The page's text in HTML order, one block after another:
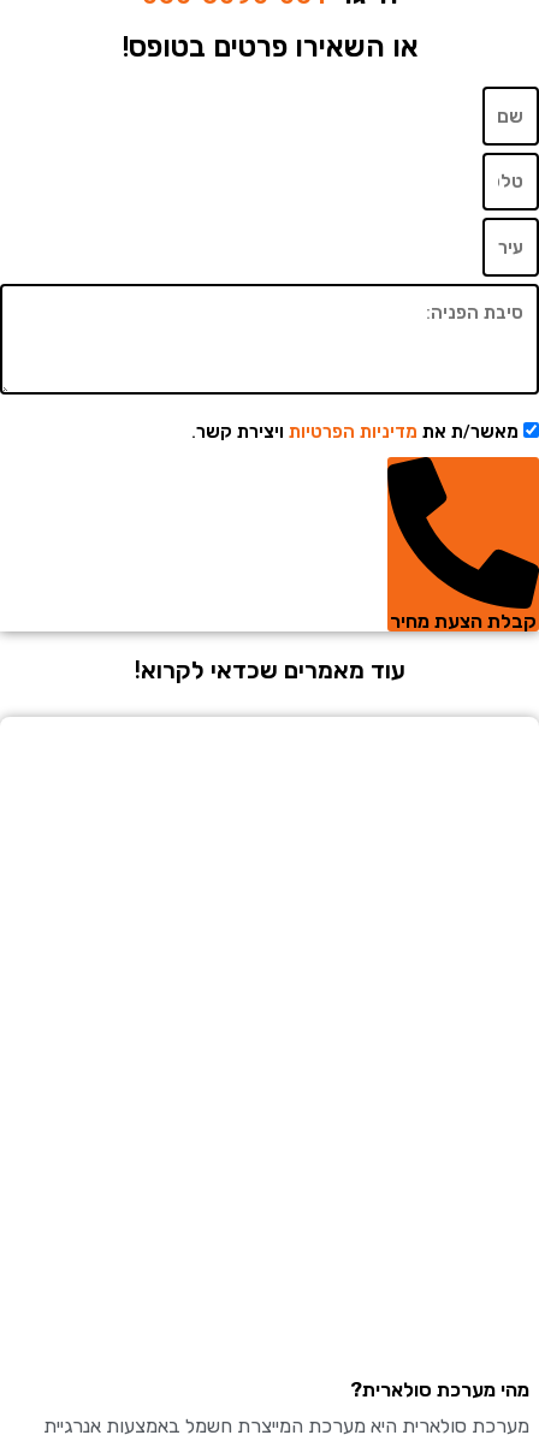
או השאירו פרטים בטופס!
ת אתמדיניות הפרטיותויצירת קשר.
הצעת מחיר
עוד מאמרים שכדאי לקרוא!
מערכת סולארית?
סולארית היא מערכת המייצרת חשמל באמצעות אנרגיית